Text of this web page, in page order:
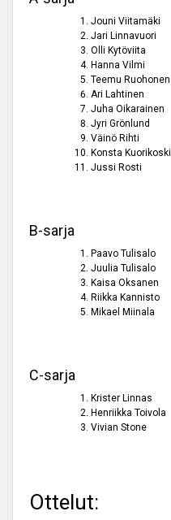
Jouni Viitamäki
Jari Linnavuori
Olli Kytöviita
Hanna Vilmi
Teemu Ruohonen
Ari Lahtinen
Juha Oikarainen
Jyri Grönlund
Väinö Rihti
Konsta Kuorikoski
Jussi Rosti
B-sarja
Paavo Tulisalo
Juulia Tulisalo
Kaisa Oksanen
Riikka Kannisto
Mikael Miinala
C-sarja
Krister Linnas
Henriikka Toivola
Vivian Stone
Ottelut: